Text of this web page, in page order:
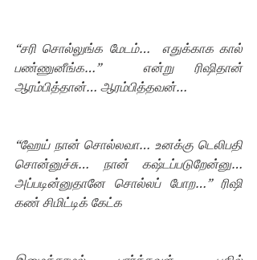
“சரி சொல்லுங்க மேடம்…  எதுக்காக கால்
பண்ணுனீங்க…”  என்று ரிஷிதான்
ஆரம்பித்தான்… ஆரம்பித்தவன்…
“ஹேய் நான் சொல்லவா… உனக்கு டெலிபதி
சொன்னுச்சு… நான் கஷ்டப்படுறேன்னு…
அப்படின்னுதானே சொல்லப் போற…” ரிஷி
கண் சிமிட்டிக் கேட்க